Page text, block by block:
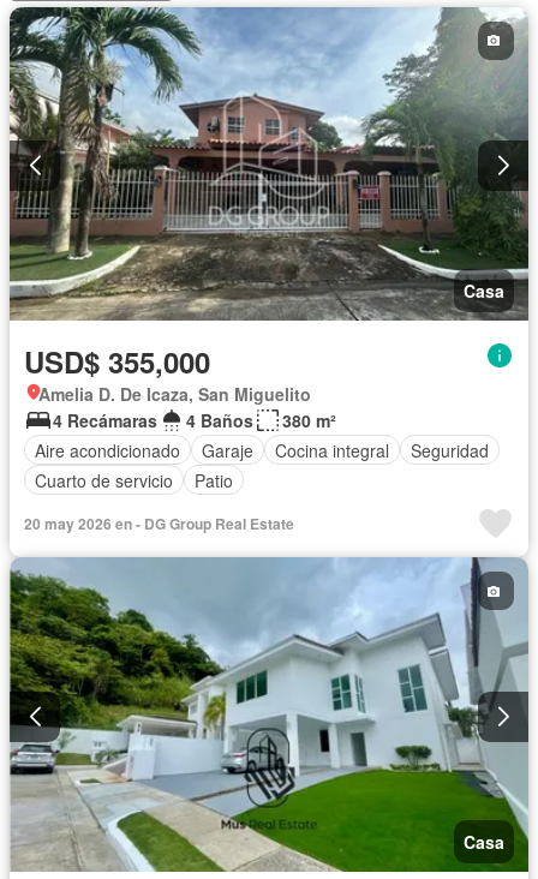
Casa
USD$ 355,000
Amelia D. De Icaza, San Miguelito
4 Recámaras
4 Baños
380 m²
Aire acondicionado
Garaje Cocina integral
Seguridad
Cuarto de servicio
Patio
20 may 2026 en - DG Group Real Estate
Casa